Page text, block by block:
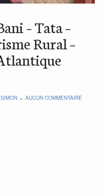
– Tata –
Rural –
AUCUN COMMENTAIRE